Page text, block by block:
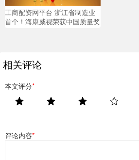
工商配资网平台 浙江省制造业
首个！海康威视荣获中国质量奖
相关评论
本文评分*
评论内容*